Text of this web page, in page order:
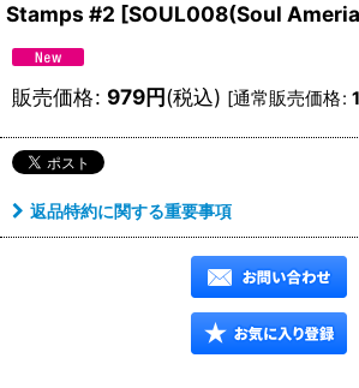
Stamps #2 [SOUL008(Soul
販売価格: 979円(税込) [通常販売価格:
返品特約に関する重要事項